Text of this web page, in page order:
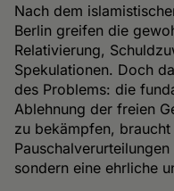
Nach dem
Berlin greifen die
Relativierung,
Spekulationen. Doch
des Problems: die
Ablehnung der freien
zu bekämpfen,
sondern eine ehrliche